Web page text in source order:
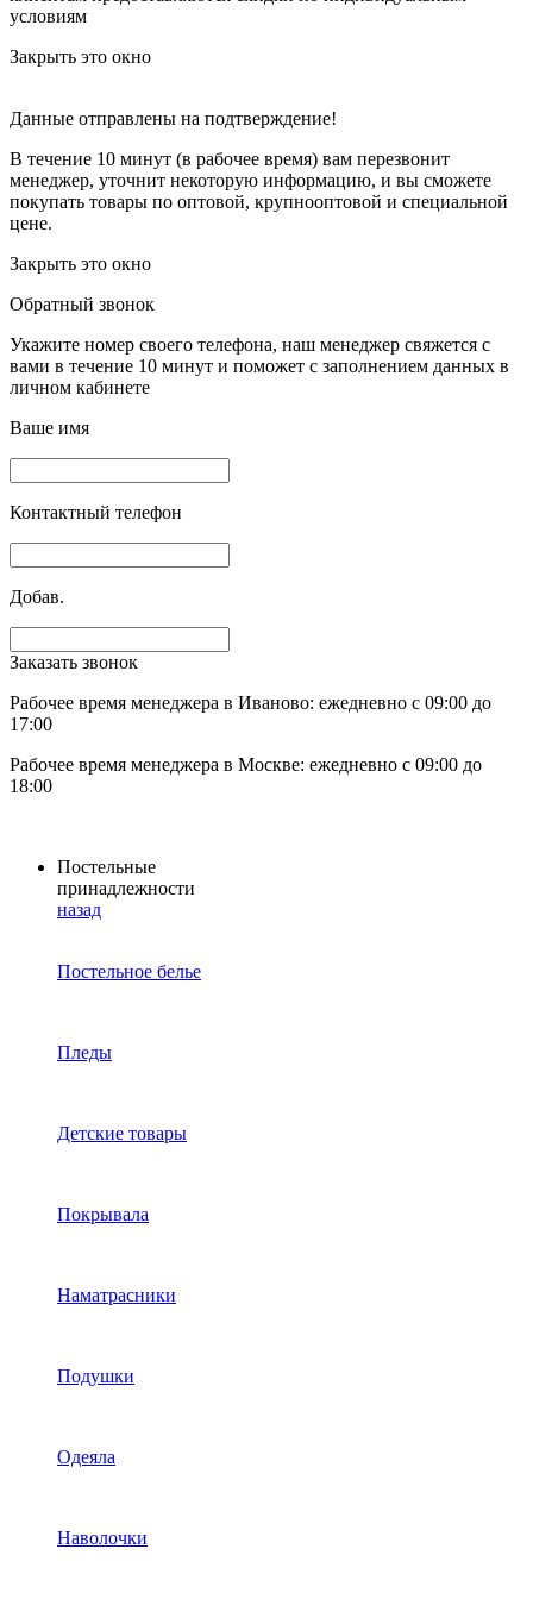
условиям
Закрыть это окно
Данные отправлены на подтверждение!
В течение 10 минут (в рабочее время) вам перезвонит
менеджер, уточнит некоторую информацию, и вы сможете
покупать товары по оптовой, крупнооптовой и специальной
цене.
Закрыть это окно
Обратный звонок
Укажите номер своего телефона, наш менеджер свяжется с
вами в течение 10 минут и поможет с заполнением данных в
личном кабинете
Ваше имя
Контактный телефон
Добав.
Заказать звонок
Рабочее время менеджера в Иваново: ежедневно с 09:00 до
17:00
Рабочее время менеджера в Москве: ежедневно с 09:00 до
18:00
Постельные
принадлежности
назад
Постельное белье
Пледы
Детские товары
Покрывала
Наматрасники
Подушки
Одеяла
Наволочки